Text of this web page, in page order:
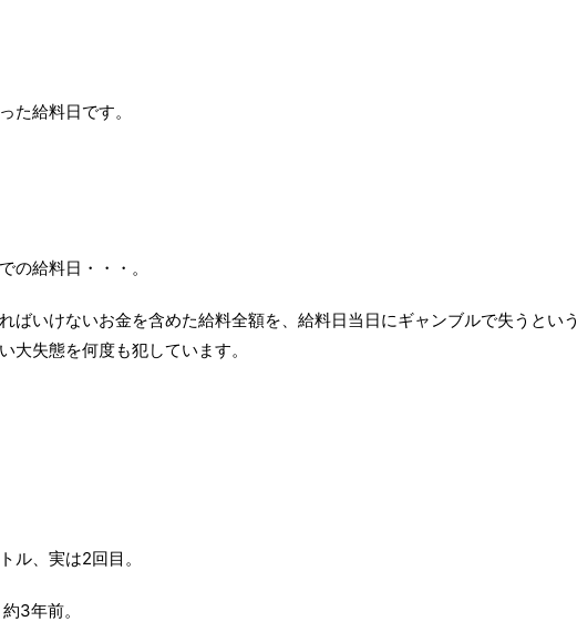
た給料日です。
の給料日・・・。
ばいけないお金を含めた給料全額を、給料日当日にギャンブルで失うという
大失態を何度も犯しています。
ル、実は2回目。
3年前。